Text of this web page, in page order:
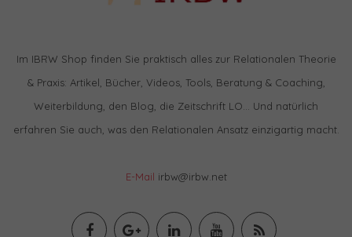
Im IBRW Shop finden Sie praktisch alles zur Relationalen Theorie
& Praxis: Artikel, Bücher, Videos, Tools, Beratung & Coaching,
Weiterbildung, den Blog, die Zeitschrift LO… Und natürlich
erfahren Sie auch, was den Relationalen Ansatz einzigartig macht.
E-Mail irbw@irbw.net